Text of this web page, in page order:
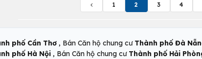
1 2 3 4
phố Cần Thơ , Bán Căn hộ chung cư Thành phố Đà
phố Hà Nội , Bán Căn hộ chung cư Thành phố Hải